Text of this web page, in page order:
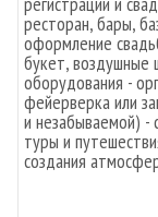
ресторан, бары,
оформление
букет, воздушные
оборудования -
фейерверка или
и незабываемой)
туры и
создания